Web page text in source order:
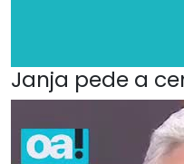
Janja pede a